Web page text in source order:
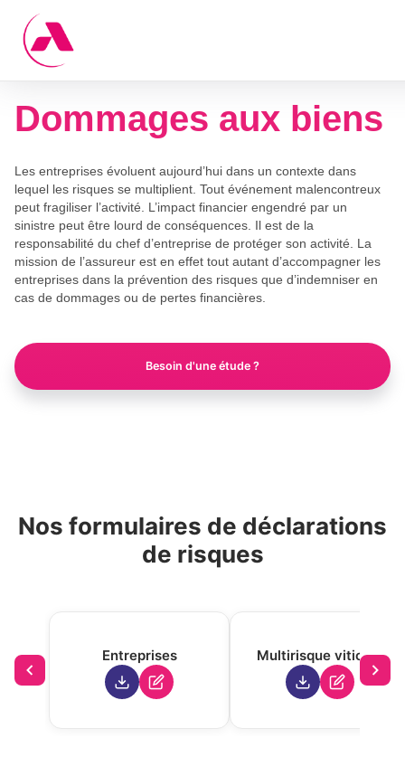
content
Dommages aux biens
Les entreprises évoluent aujourd’hui dans un contexte dans
lequel les risques se multiplient. Tout événement malencontreux
peut fragiliser l’activité. L’impact financier engendré par un
sinistre peut être lourd de conséquences. Il est de la
responsabilité du chef d’entreprise de protéger son activité. La
mission de l’assureur est en effet tout autant d’accompagner les
entreprises dans la prévention des risques que d’indemniser en
cas de dommages ou de pertes financières.
Besoin d'une étude ?
Nos formulaires de déclarations
de risques
Entreprises Multirisque viticole
Panneau de gestion des cookies